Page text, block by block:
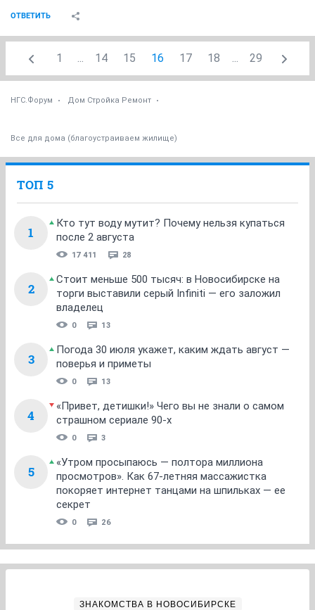
ОТВЕТИТЬ
1 ... 14 15 16 17 18 ... 29
НГС.Форум Дом Стройка Ремонт
Все для дома (благоустраиваем жилище)
ТОП 5
1
Кто тут воду мутит? Почему нельзя купаться
после 2 августа
17 411 28
2
Стоит меньше 500 тысяч: в Новосибирске на
торги выставили серый Infiniti — его заложил
владелец
0 13
3
Погода 30 июля укажет, каким ждать август —
поверья и приметы
0 13
4
«Привет, детишки!» Чего вы не знали о самом
страшном сериале 90-х
0 3
5
«Утром просыпаюсь — полтора миллиона
просмотров». Как 67-летняя массажистка
покоряет интернет танцами на шпильках — ее
секрет
0 26
ЗНАКОМСТВА В НОВОСИБИРСКЕ